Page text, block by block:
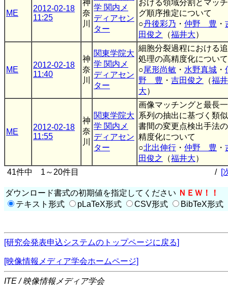
ME
2012-02-18
11:25
神
奈
川
学 関内メ
ディアセン
ター
おける領域分割とマッ
グ順序推定について
○丹後彩乃 ・ 仲野 豊 ・
田俊之
（福井大）
ME
2012-02-18
11:40
神
奈
川
関東学院大
学 関内メ
ディアセン
ター
細胞分裂過程における
処理の高精度化について
○尾形尚敏 ・ 水野真城 ・
野 豊 ・ 吉田俊之 （福井
大）
ME
2012-02-18
11:55
神
奈
川
関東学院大
学 関内メ
ディアセン
ター
画像マッチングと最長
系列の抽出に基づく類
書間の変更点検出手法
精度化について
○北出伸行 ・ 仲野 豊 ・
田俊之
（福井大）
41件中 1～20件目
/ [
ダウンロード書式の初期値を指定してください ＮＥＷ！！
テキスト形式
pLaTeX形式 CSV形式 BibTeX形式
[研究会発表申込システムのトップページに戻る]
[映像情報メディア学会ホームページ]
ITE / 映像情報メディア学会